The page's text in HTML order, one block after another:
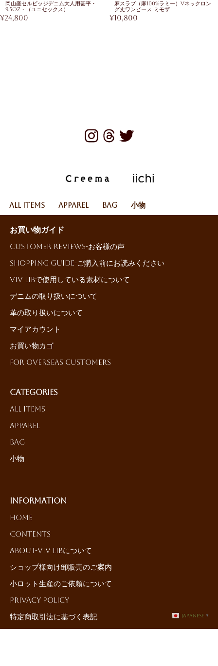
岡山産セルビッジデニム大人用甚平・
9.5oz・（ユニセックス）
¥24,800
麻スラブ（麻100%ラミー）Vネックロン
グ丈ワンピース-ミモザ
¥10,800
All Items Apparel Bag 小物
お買い物ガイド
Customer reviews-お客様の声
Shopping Guide-ご購入前にお読みください
ViV LiBで使用している素材について
デニムの取り扱いについて
革の取り扱いについて
マイアカウント
お買い物カゴ
For Overseas Customers
Categories
All Items
Apparel
Bag
小物
Information
HOME
Contents
About-ViV LiBについて
ショップ様向け卸販売のご案内
小ロット生産のご依頼について
Privacy Policy
特定商取引法に基づく表記
Japanese ▼